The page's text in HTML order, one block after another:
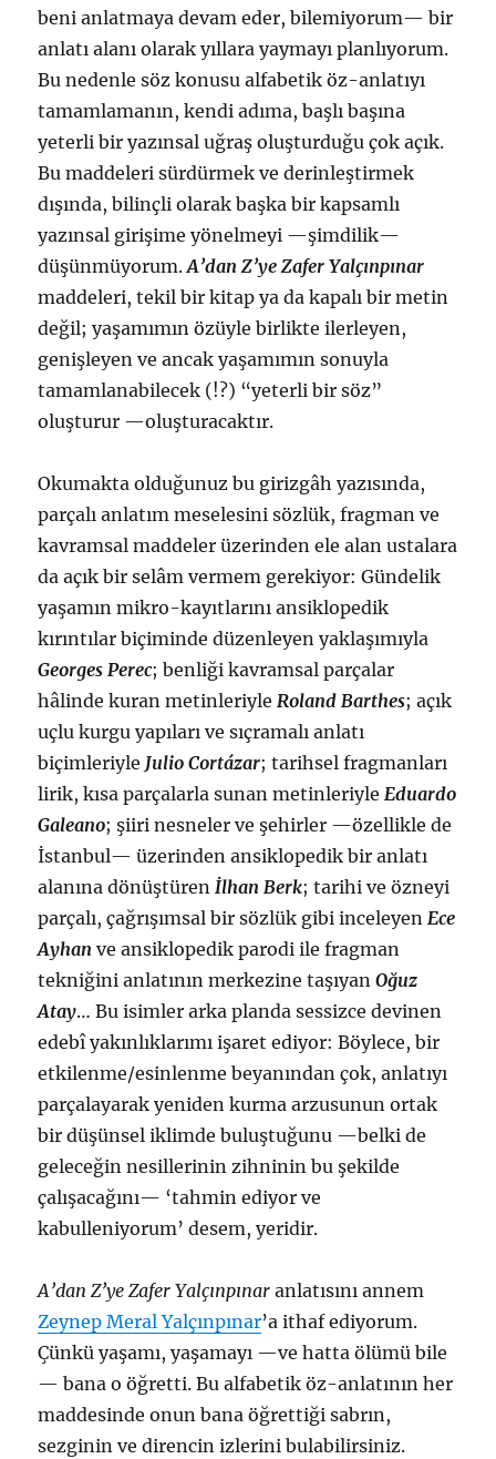
beni anlatmaya devam eder, bilemiyorum— bir
anlatı alanı olarak yıllara yaymayı planlıyorum.
Bu nedenle söz konusu alfabetik öz-anlatıyı
tamamlamanın, kendi adıma, başlı başına
yeterli bir yazınsal uğraş oluşturduğu çok açık.
Bu maddeleri sürdürmek ve derinleştirmek
dışında, bilinçli olarak başka bir kapsamlı
yazınsal girişime yönelmeyi —şimdilik—
düşünmüyorum.A’dan Z’ye Zafer Yalçınpınar
maddeleri, tekil bir kitap ya da kapalı bir metin
değil; yaşamımın özüyle birlikte ilerleyen,
genişleyen ve ancak yaşamımın sonuyla
tamamlanabilecek (!?) “yeterli bir söz”
oluşturur —oluşturacaktır.
Okumakta olduğunuz bu girizgâh yazısında,
parçalı anlatım meselesini sözlük, fragman ve
kavramsal maddeler üzerinden ele alan ustalara
da açık bir selâm vermem gerekiyor: Gündelik
yaşamın mikro-kayıtlarını ansiklopedik
kırıntılar biçiminde düzenleyen yaklaşımıyla
Georges Perec; benliği kavramsal parçalar
hâlinde kuran metinleriyleRoland Barthes; açık
uçlu kurgu yapıları ve sıçramalı anlatı
biçimleriyle Julio Cortázar; tarihsel fragmanları
lirik, kısa parçalarla sunan metinleriyleEduardo
Galeano; şiiri nesneler ve şehirler —özellikle de
İstanbul— üzerinden ansiklopedik bir anlatı
alanına dönüştürenİlhan Berk; tarihi ve özneyi
parçalı, çağrışımsal bir sözlük gibi inceleyenEce
Ayhan ve ansiklopedik parodi ile fragman
tekniğini anlatının merkezine taşıyanOğuz
Atay… Bu isimler arka planda sessizce devinen
edebî yakınlıklarımı işaret ediyor: Böylece, bir
etkilenme/esinlenme beyanından çok, anlatıyı
parçalayarak yeniden kurma arzusunun ortak
bir düşünsel iklimde buluştuğunu —belki de
geleceğin nesillerinin zihninin bu şekilde
çalışacağını— ‘tahmin ediyor ve
kabulleniyorum’ desem, yeridir.
A’dan Z’ye Zafer Yalçınpınar anlatısını annem
Zeynep Meral Yalçınpınar’a ithaf ediyorum.
Çünkü yaşamı, yaşamayı —ve hatta ölümü bile
— bana o öğretti. Bu alfabetik öz-anlatının her
maddesinde onun bana öğrettiği sabrın,
sezginin ve direncin izlerini bulabilirsiniz.